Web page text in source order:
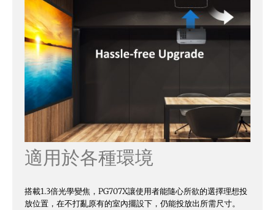
適用於各種環境
搭載1.3倍光學變焦，PG707X讓使用者能隨心所欲的選擇理想投
放位置，在不打亂原有的室內擺設下，仍能投放出所需尺寸。